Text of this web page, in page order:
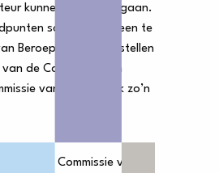
kunnen in beroep gaan.
schriftelijk uiteen te
Beroep vragen zal stellen
de Commissie van
van Beroep ook zo’n
van de Commissie van